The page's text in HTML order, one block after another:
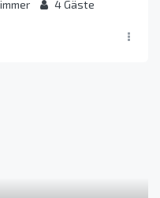
4Gäste